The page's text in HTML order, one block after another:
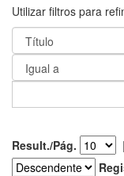
Utilizar filtros para
Result./Pág. |